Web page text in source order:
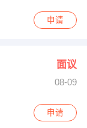
申请
面议
08-09
申请